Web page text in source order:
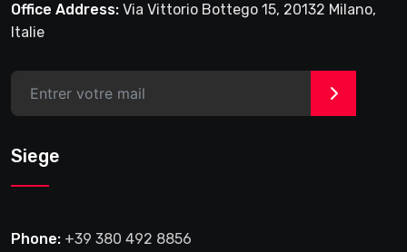
Office Address: Via Vittorio Bottego 15, 20132 Milano,
Italie
>
Siege
Phone: +39 380 492 8856